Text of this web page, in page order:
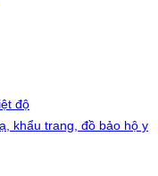
độ
khẩu trang, đồ bảo hộ y